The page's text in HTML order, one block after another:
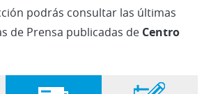
podrás consultar las últimas
de Prensa publicadas de Centro